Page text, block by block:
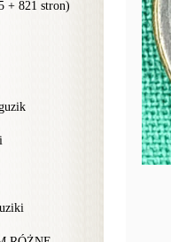
+ 821 stron)